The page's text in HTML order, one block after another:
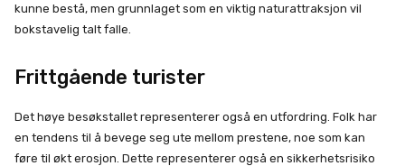
kunne bestå, men grunnlaget som en viktig naturattraksjon vil
bokstavelig talt falle.
Frittgående turister
Det høye besøkstallet representerer også en utfordring. Folk har
en tendens til å bevege seg ute mellom prestene, noe som kan
føre til økt erosjon. Dette representerer også en sikkerhetsrisiko